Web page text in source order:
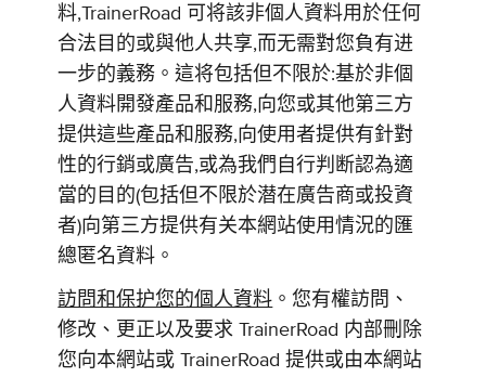
料,TrainerRoad 可将該非個人資料用於任何
合法目的或與他人共享,而无需對您負有进
一步的義務。這将包括但不限於:基於非個
人資料開發產品和服務,向您或其他第三方
提供這些產品和服務,向使用者提供有針對
性的行銷或廣告,或為我們自行判断認為適
當的目的(包括但不限於潜在廣告商或投資
者)向第三方提供有关本網站使用情況的匯
總匿名資料。
訪問和保护您的個人資料 。您有權訪問、
修改、更正以及要求 TrainerRoad 内部刪除
您向本網站或 TrainerRoad 提供或由本網站